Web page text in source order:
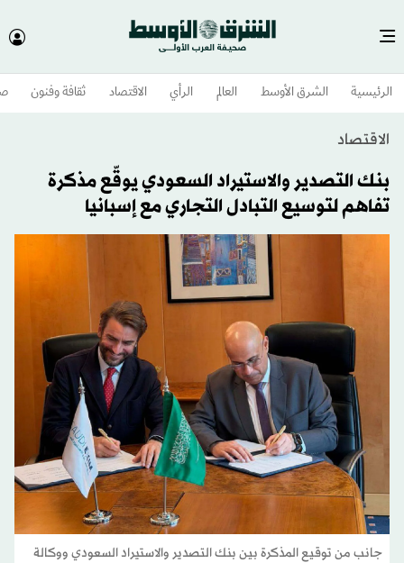
الرئيسية الشرق الأوسط​ العالم الرأي الاقتصاد ثقافة وفنون
الاقتصاد
بنك التصدير والاستيراد السعودي يوقّع مذكرة
تفاهم لتوسيع التبادل التجاري مع إسبانيا
جانب من توقيع المذكرة بين بنك التصدير والاستيراد السعودي ووكالة